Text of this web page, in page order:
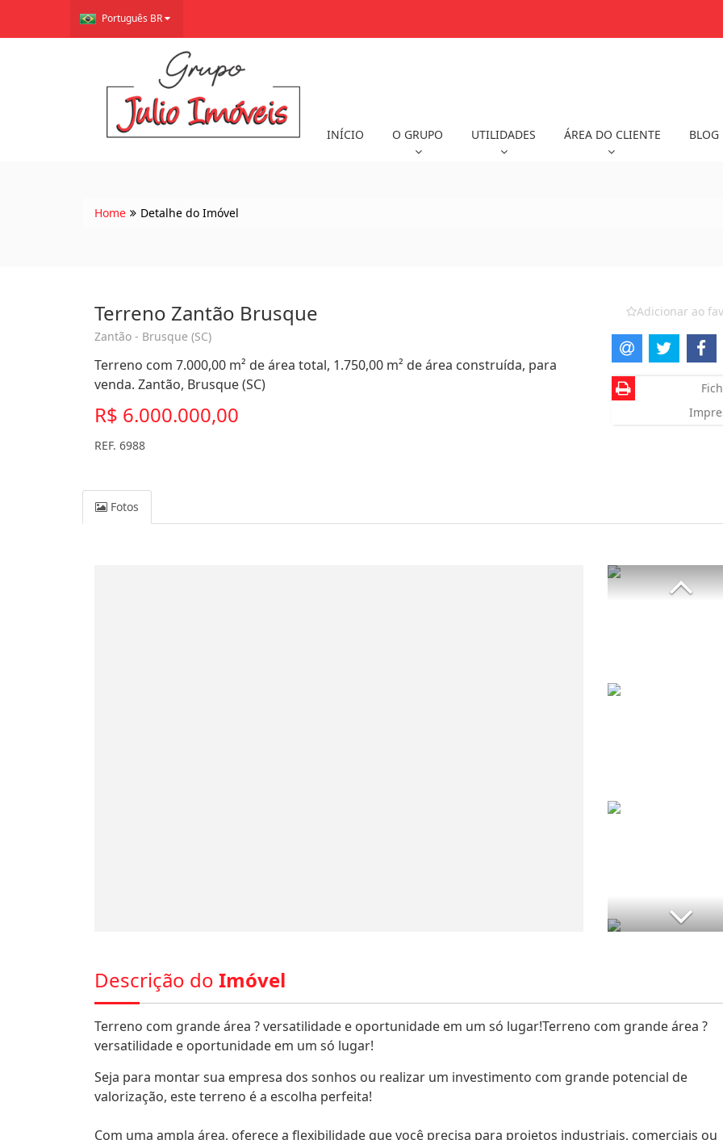
Português BR
INÍCIO O GRUPO UTILIDADES ÁREA DO CLIENTE BLOG
Home Detalhe do Imóvel
Terreno Zantão Brusque
Zantão - Brusque (SC)
Terreno com 7.000,00 m² de área total, 1.750,00 m² de área construída, para
venda. Zantão, Brusque (SC)
R$ 6.000.000,00
REF. 6988
Adicionar ao
Fotos
Descrição do Imóvel
Terreno com grande área ? versatilidade e oportunidade em um só lugar!Terreno com grande área ?
versatilidade e oportunidade em um só lugar!
Seja para montar sua empresa dos sonhos ou realizar um investimento com grande potencial de
valorização, este terreno é a escolha perfeita!
Com uma ampla área, oferece a flexibilidade que você precisa para projetos industriais, comerciais ou